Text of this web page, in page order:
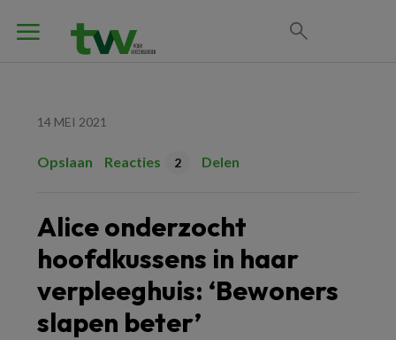
14 MEI 2021
Opslaan Reacties 2 Delen
Alice onderzocht
hoofdkussens in haar
verpleeghuis: ‘Bewoners
slapen beter’